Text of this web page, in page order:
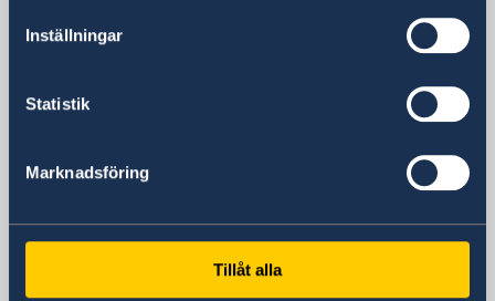
Inställningar
Statistik
Marknadsföring
Tillåt alla
Madrid
Embajada de Suecia
Calle Caracas, 25